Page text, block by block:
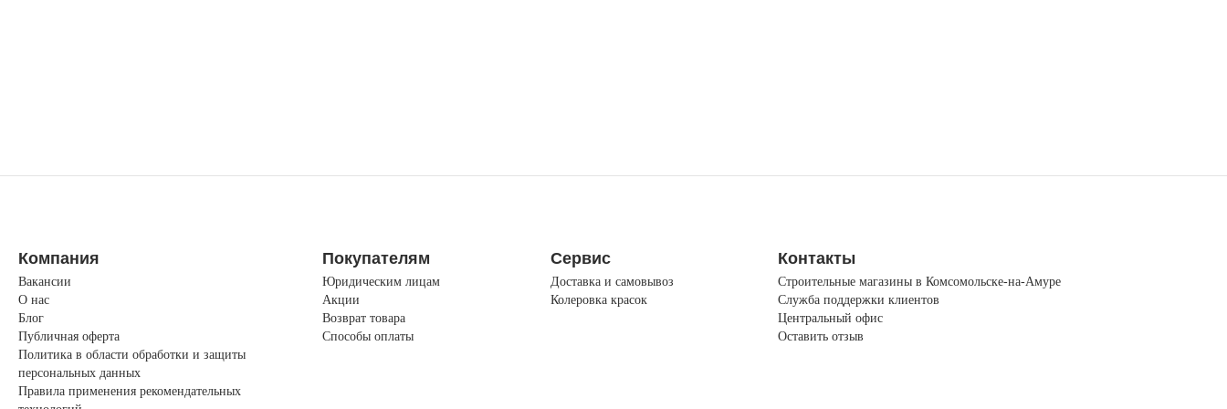
Компания
Вакансии
О нас
Блог
Публичная оферта
Политика в области обработки и защиты
персональных данных
Правила применения рекомендательных
Покупателям
Юридическим лицам
Акции
Возврат товара
Способы оплаты
Сервис
Доставка и самовывоз
Колеровка красок
Контакты
Строительные магазины в Комсомольске-на-Амуре
Служба поддержки клиентов
Центральный офис
Оставить отзыв